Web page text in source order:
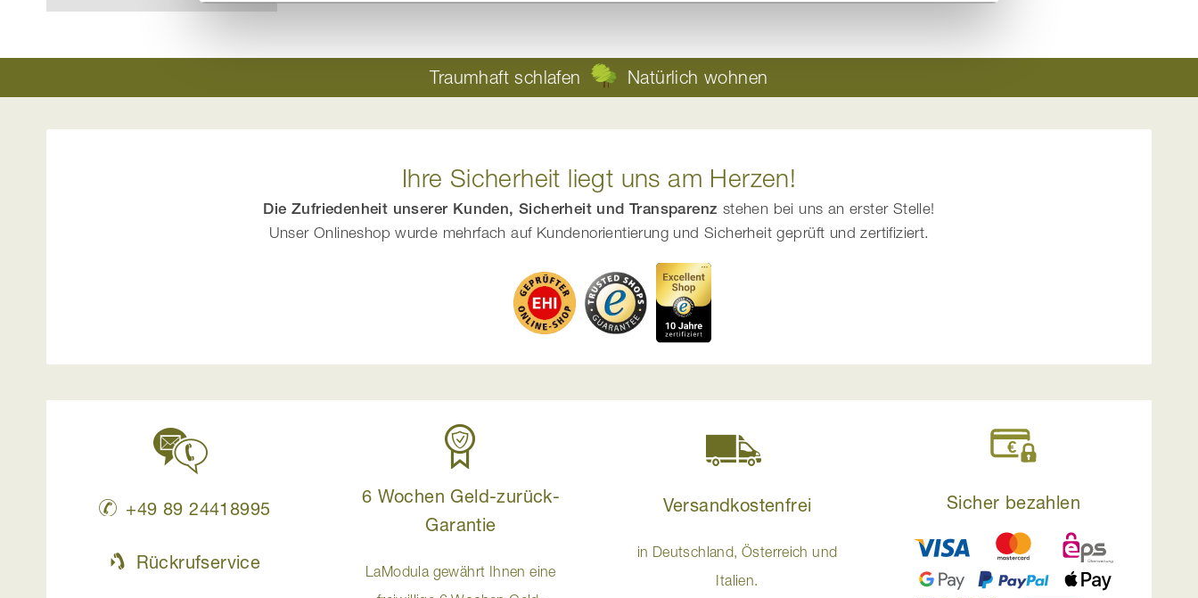
Traumhaft schlafen Natürlich wohnen
Ihre Sicherheit liegt uns am Herzen!
Die Zufriedenheit unserer Kunden, Sicherheit und Transparenz stehen bei uns an erster Stelle!
Unser Onlineshop wurde mehrfach auf Kundenorientierung und Sicherheit geprüft und zertifiziert.
+49 89 24418995
Rückrufservice
6 Wochen Geld-zurück-
Garantie
LaModula gewährt Ihnen eine
Versandkostenfrei
in Deutschland, Österreich und
Italien.
Sicher bezahlen